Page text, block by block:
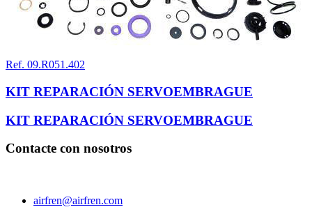
Ref. 09.R051.402
KIT REPARACIÓN SERVOEMBRAGUE
KIT REPARACIÓN SERVOEMBRAGUE
Contacte con nosotros
airfren@airfren.com